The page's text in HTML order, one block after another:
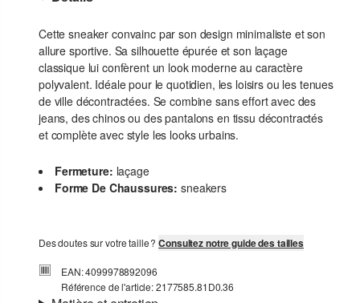
Cette sneaker convainc par son design minimaliste et son
allure sportive. Sa silhouette épurée et son laçage
classique lui confèrent un look moderne au caractère
polyvalent. Idéale pour le quotidien, les loisirs ou les tenues
de ville décontractées. Se combine sans effort avec des
jeans, des chinos ou des pantalons en tissu décontractés
et complète avec style les looks urbains.
Fermeture: laçage
Forme De Chaussures: sneakers
Des doutes sur votre taille ?Consultez notre guide des tailles
EAN: 4099978892096
Référence de l'article: 2177585.81D0.36